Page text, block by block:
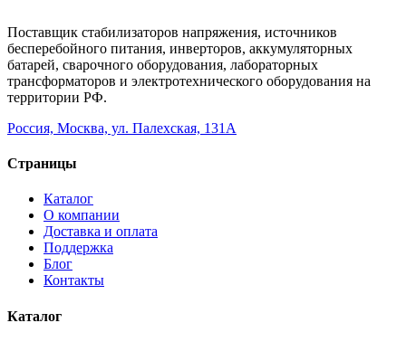
Поставщик стабилизаторов напряжения, источников
бесперебойного питания, инверторов, аккумуляторных
батарей, сварочного оборудования, лабораторных
трансформаторов и электротехнического оборудования на
территории РФ.
Россия, Москва, ул. Палехская, 131А
Страницы
Каталог
О компании
Доставка и оплата
Поддержка
Блог
Контакты
Каталог